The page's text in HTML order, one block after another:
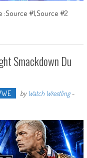
#1,Source #2
Smackdown Du
by Watch Wrestling-